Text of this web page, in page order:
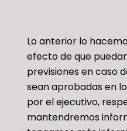
Lo anterior lo
efecto de que
previsiones en caso
sean aprobadas en
por el ejecutivo,
mantendremos